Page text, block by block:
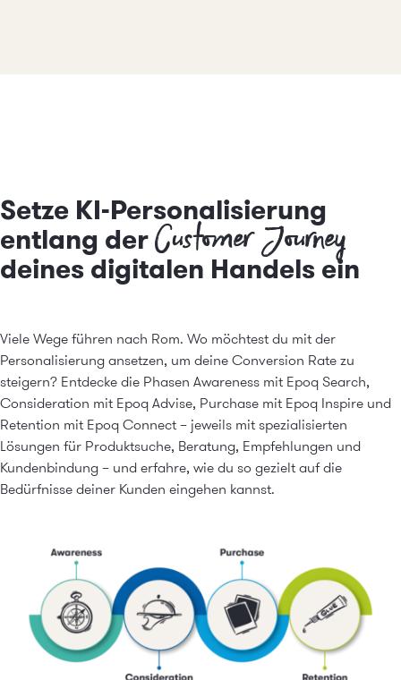
Setze KI-Personalisierung
entlang derCustomer Journey
deines digitalen Handels ein
Viele Wege führen nach Rom. Wo möchtest du mit der
Personalisierung ansetzen, um deine Conversion Rate zu
steigern? Entdecke die Phasen Awareness mit Epoq Search,
Consideration mit Epoq Advise, Purchase mit Epoq Inspire und
Retention mit Epoq Connect – jeweils mit spezialisierten
Lösungen für Produktsuche, Beratung, Empfehlungen und
Kundenbindung – und erfahre, wie du so gezielt auf die
Bedürfnisse deiner Kunden eingehen kannst.